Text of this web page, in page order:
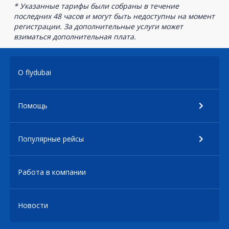
* Указанные тарифы были собраны в течение
последних 48 часов и могут быть недоступны на момент
регистрации. За дополнительные услуги может
взиматься дополнительная плата.
О flydubai
Помощь
Популярные рейсы
Работа в компании
Новости